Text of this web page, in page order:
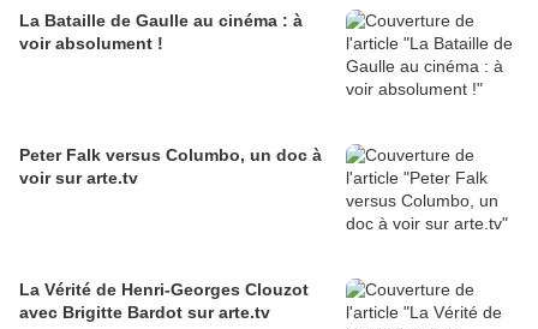
La Bataille de Gaulle au cinéma : à
voir absolument !
Peter Falk versus Columbo, un doc à
voir sur arte.tv
La Vérité de Henri-Georges Clouzot
avec Brigitte Bardot sur arte.tv